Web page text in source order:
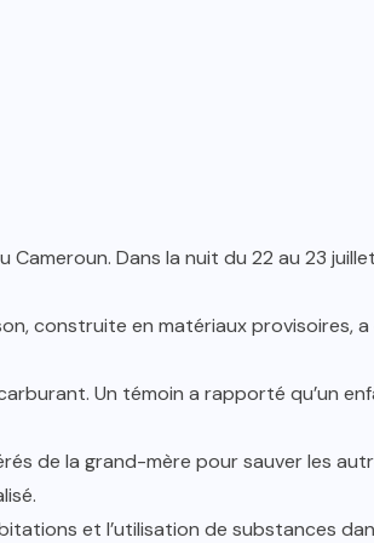
Cameroun. Dans la nuit du 22 au 23
construite en matériaux provisoires,
Un témoin a rapporté qu’un
de la grand-mère pour sauver les
et l’utilisation de substances